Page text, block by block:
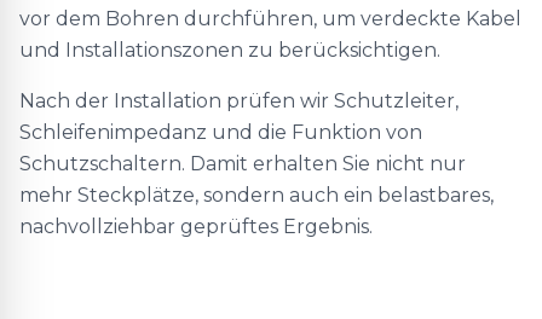
vor dem Bohren durchführen, um verdeckte Kabel
und Installationszonen zu berücksichtigen.
Nach der Installation prüfen wir Schutzleiter,
Schleifenimpedanz und die Funktion von
Schutzschaltern. Damit erhalten Sie nicht nur
mehr Steckplätze, sondern auch ein belastbares,
nachvollziehbar geprüftes Ergebnis.